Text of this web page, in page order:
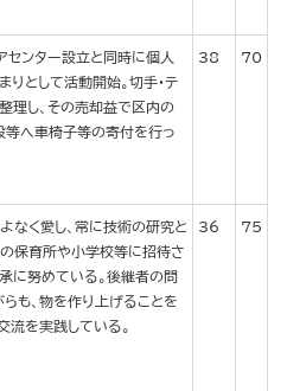
センター設立と同時に個人
りとして活動開始。切手・テ
理し、その売却益で区内の
等へ車椅子等の寄付を行っ
38 70
なく愛し、常に技術の研究と
保育所や小学校等に招待さ
に努めている。後継者の問
も、物を作り上げることを
流を実践している。
36 75